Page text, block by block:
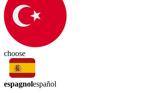
choose
espagnolespañol